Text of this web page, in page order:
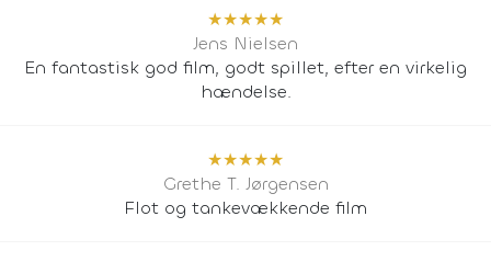
★★★★★
Jens Nielsen
En fantastisk god film, godt spillet, efter en virkelig
hændelse.
★★★★★
Grethe T. Jørgensen
Flot og tankevækkende film